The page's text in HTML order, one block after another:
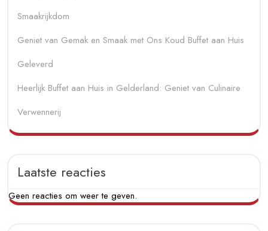
Smaakrijkdom
Geniet van Gemak en Smaak met Ons Koud Buffet aan Huis
Geleverd
Heerlijk Buffet aan Huis in Gelderland: Geniet van Culinaire
Verwennerij
Laatste reacties
Geen reacties om weer te geven.